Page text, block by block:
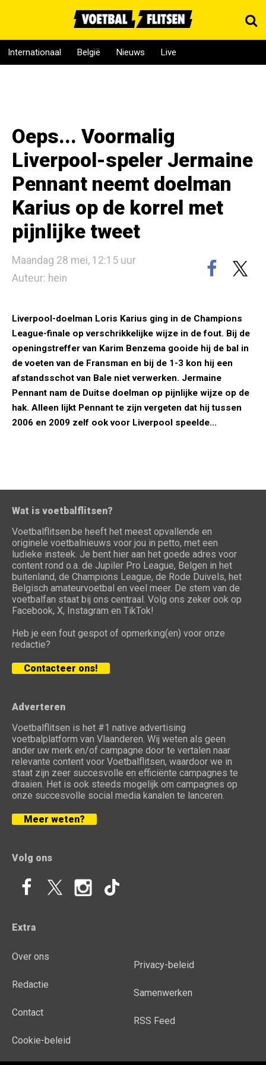
Internationaal België Nieuws Live
Oeps... Voormalig
Liverpool-speler Jermaine
Pennant neemt doelman
Karius op de korrel met
pijnlijke tweet
Maandag 28 mei, 12:15 uur
Auteur: hein
Liverpool-doelman Loris Karius ging in de Champions
League-finale op verschrikkelijke wijze in de fout. Bij de
openingstreffer van Karim Benzema gooide hij de bal in
de voeten van de Fransman en bij de 1-3 kon hij een
afstandsschot van Bale niet verwerken. Jermaine
Pennant nam de Duitse doelman op pijnlijke wijze op de
hak. Alleen lijkt Pennant te zijn vergeten dat hij tussen
2006 en 2009 zelf ook voor Liverpool speelde...
Wat is voetbalflitsen?
Voetbalflitsen.be heeft het meest opvallende en
originele voetbalnieuws voor jou in petto, met een
ludieke insteek. Je bent hier aan het goede adres voor
content rond o.a. de Jupiler Pro League, Belgen in het
buitenland, de Champions League, de Rode Duivels, het
Belgisch amateurvoetbal en veel meer. De stem van de
voetbalfan staat bij ons centraal. Volg ons zeker ook op
Facebook, X, Instagram en TikTok!
Heb je een fout gespot of opmerking(en) voor onze
redactie?
Contacteer ons!
Adverteren
Voetbalflitsen is het #1 native advertising
voetbalplatform van Vlaanderen. Wij weten als geen
ander uw merk en/of campagne door te vertalen naar
relevante content voor Voetbalflitsen, waardoor we in
staat zijn zeer succesvolle en efficiënte campagnes te
draaien. Het is ook steeds mogelijk om campagnes op
onze succesvolle social media kanalen te lanceren.
Meer weten?
Volg ons
Extra
Over ons
Redactie
Contact
Cookie-beleid
Privacy-beleid
Samenwerken
RSS Feed